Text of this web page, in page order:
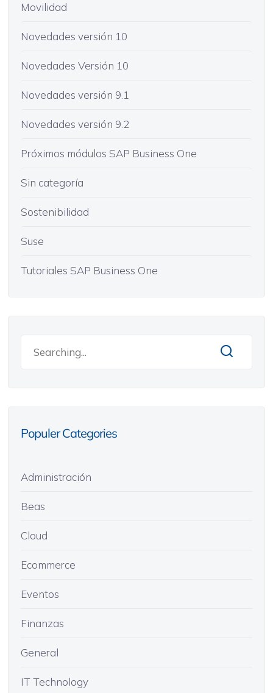
Movilidad
Novedades versión 10
Novedades Versión 10
Novedades versión 9.1
Novedades versión 9.2
Próximos módulos SAP Business One
Sin categoría
Sostenibilidad
Suse
Tutoriales SAP Business One
Populer Categories
Administración
Beas
Cloud
Ecommerce
Eventos
Finanzas
General
IT Technology